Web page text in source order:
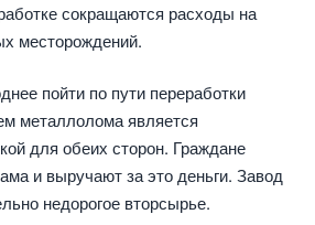
сокращаются расходы на
месторождений.
пойти по пути переработки
металлолома является
для обеих сторон. Граждане
и выручают за это деньги. Завод
недорогое вторсырье.